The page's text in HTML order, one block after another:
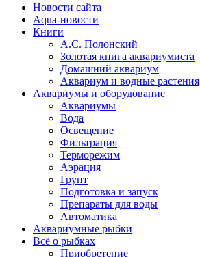
Новости сайта
Aqua-новости
Книги
А.С. Полонский
Золотая книга аквариумиста
Домашний аквариум
Аквариум и водные растения
Аквариумы и оборудование
Аквариумы
Вода
Освещение
Фильтрация
Терморежим
Аэрация
Грунт
Подготовка и запуск
Препараты для воды
Автоматика
Аквариумные рыбки
Всё о рыбках
Приобретение